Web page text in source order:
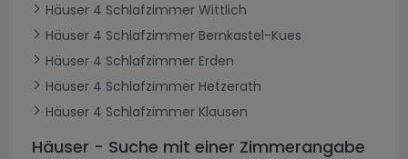
Häuser 4 Schlafzimmer Wittlich
Häuser 4 Schlafzimmer Bernkastel-Kues
Häuser 4 Schlafzimmer Erden
Häuser 4 Schlafzimmer Hetzerath
Häuser 4 Schlafzimmer Klausen
Häuser - Suche mit einer Zimmerangabe